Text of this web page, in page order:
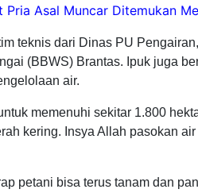
Pria Asal Muncar Ditemukan
teknis dari Dinas PU
(BBWS) Brantas. Ipuk juga
air.
memenuhi sekitar 1.800
kering. Insya Allah pasokan
petani bisa terus tanam dan